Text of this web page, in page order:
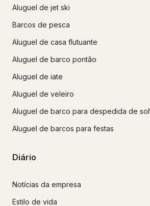
Aluguel de jet ski
Barcos de pesca
Aluguel de casa flutuante
Aluguel de barco pontão
Aluguel de iate
Aluguel de veleiro
Aluguel de barco para despedida de
Aluguel de barcos para festas
Diário
Notícias da empresa
Estilo de vida